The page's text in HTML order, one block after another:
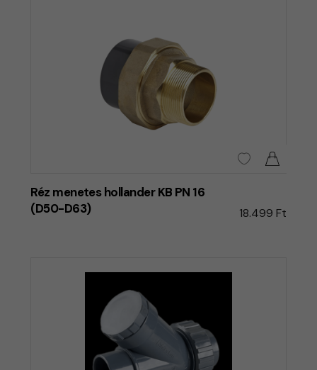
Réz menetes hollander KB PN 16
(D50-D63)
18.499 Ft